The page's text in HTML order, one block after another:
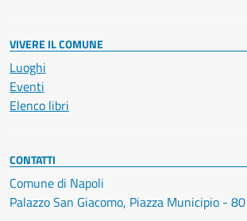
VIVERE IL COMUNE
Luoghi
Eventi
Elenco libri
CONTATTI
Comune di Napoli
Palazzo San Giacomo, Piazza Municipio -